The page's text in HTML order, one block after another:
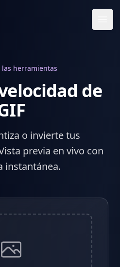
las herramientas
de
o invierte tus
previa en vivo con
instantánea.